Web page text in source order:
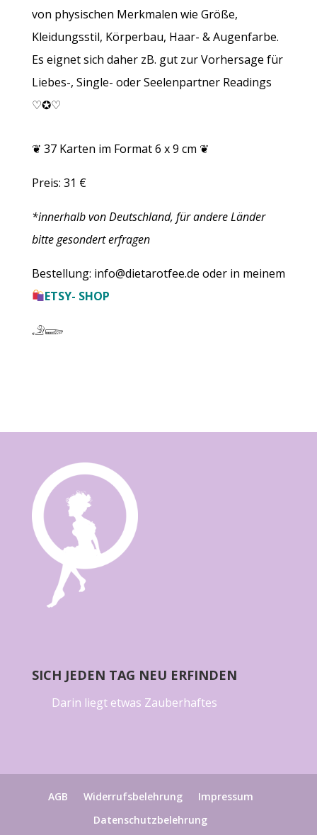
von physischen Merkmalen wie Größe,
Kleidungsstil, Körperbau, Haar- & Augenfarbe.
Es eignet sich daher zB. gut zur Vorhersage für
Liebes-, Single- oder Seelenpartner Readings
♡✪♡
❦ 37 Karten im Format 6 x 9 cm ❦
Preis: 31 €
*innerhalb von Deutschland, für andere Länder
bitte gesondert erfragen
Bestellung: info@dietarotfee.de oder in meinem
ETSY- SHOP
𓄂𓆃
SICH JEDEN TAG NEU ERFINDEN
Darin liegt etwas Zauberhaftes
AGB Widerrufsbelehrung
Impressum
Datenschutzbelehrung